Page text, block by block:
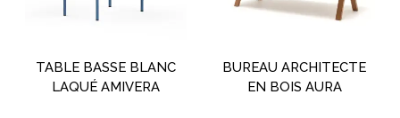
TABLE BASSE BLANC
LAQUÉ AMIVERA
BUREAU ARCHITECTE
EN BOIS AURA